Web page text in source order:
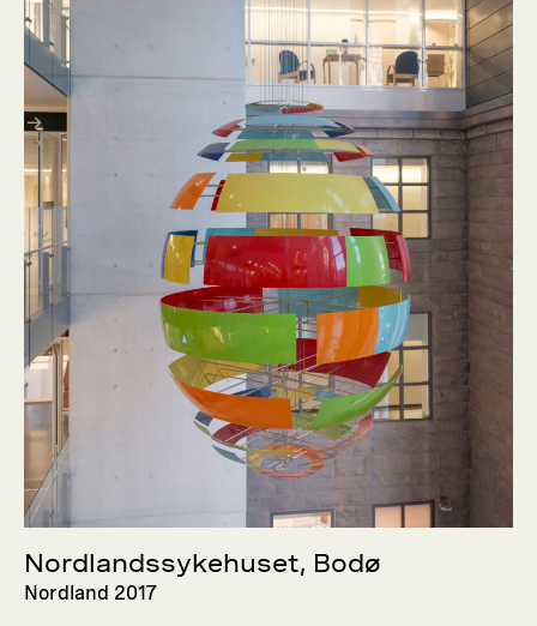
Nordlandssykehuset, Bodø
Nordland 2017